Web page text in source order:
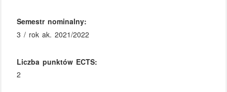
Semestr nominalny:
3 / rok ak. 2021/2022
Liczba punktów ECTS:
2